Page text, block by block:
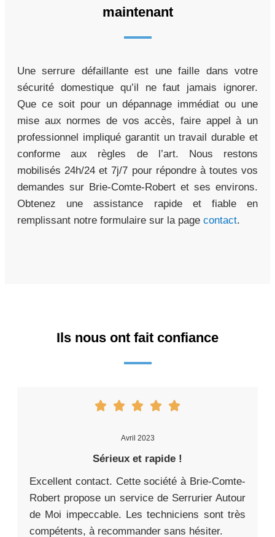
maintenant
Une serrure défaillante est une faille dans votre
sécurité domestique qu’il ne faut jamais ignorer.
Que ce soit pour un dépannage immédiat ou une
mise aux normes de vos accès, faire appel à un
professionnel impliqué garantit un travail durable et
conforme aux règles de l’art. Nous restons
mobilisés 24h/24 et 7j/7 pour répondre à toutes vos
demandes sur Brie-Comte-Robert et ses environs.
Obtenez une assistance rapide et fiable en
remplissant notre formulaire sur la page contact.
Ils nous ont fait confiance
Avril 2023
Sérieux et rapide !
Excellent contact. Cette société à Brie-Comte-
Robert propose un service de Serrurier Autour
de Moi impeccable. Les techniciens sont très
compétents, à recommander sans hésiter.